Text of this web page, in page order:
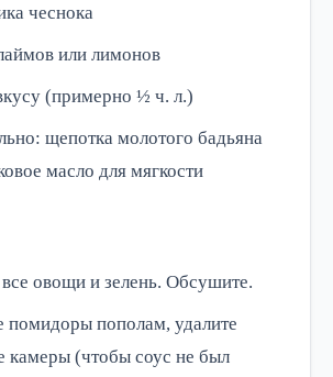
чеснока
или лимонов
(примерно ½ ч. л.)
щепотка молотого бадьяна
масло для мягкости
овощи и зелень. Обсушите.
помидоры пополам, удалите
камеры (чтобы соус не был